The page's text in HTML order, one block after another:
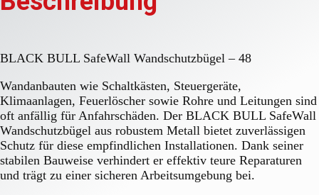
BLACK BULL SafeWall Wandschutzbügel – 48
Wandanbauten wie Schaltkästen, Steuergeräte,
Klimaanlagen, Feuerlöscher sowie Rohre und Leitungen sind
oft anfällig für Anfahrschäden. Der BLACK BULL SafeWall
Wandschutzbügel aus robustem Metall bietet zuverlässigen
Schutz für diese empfindlichen Installationen. Dank seiner
stabilen Bauweise verhindert er effektiv teure Reparaturen
und trägt zu einer sicheren Arbeitsumgebung bei.